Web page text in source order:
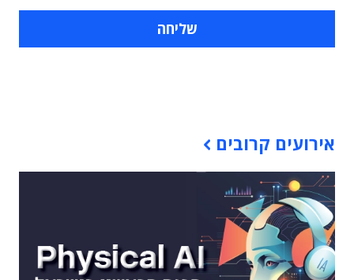
אירועים קרובים